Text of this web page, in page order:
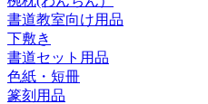
書道教室向け用品
下敷き
書道セット用品
色紙・短冊
篆刻用品